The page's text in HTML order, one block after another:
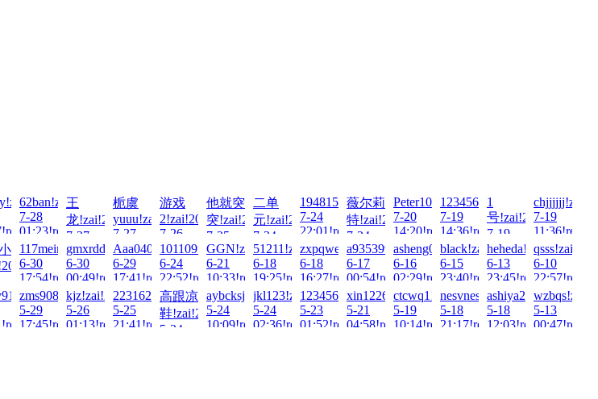
62ban!zai!2026-
7-28
01:23!read!
王
龙!zai!2026-
7-27
20:23!read!
栀虞
yuuu!zai!2026-
7-27
00:39!read!
游戏
2!zai!2026-
7-26
00:31!read!
他就突
突!zai!2026-
7-25
11:29!read!
二单
元!zai!2026-
7-24
22:01!read!
1948157307!zai!2026-
7-24
22:01!read!
薇尔莉
特!zai!2026-
7-24
01:54!read!
Peter100713!zai!2026-
7-20
14:20!read!
123456789054321!zai!2026-
7-19
14:36!read!
1
号!zai!2026-
7-19
13:30!read!
7-19
11:36!read!
117meimu!zai!2026-
6-30
17:54!read!
gmxrdd!zai!2026-
6-30
00:49!read!
Aaa040518!zai!2026-
6-29
17:41!read!
101109tt!zai!2026-
6-24
22:52!read!
GGN!zai!2026-
6-21
10:33!read!
51211!zai!2026-
6-18
19:25!read!
zxpqweasd!zai!2026-
6-18
16:27!read!
a935399479!zai!2026-
6-17
00:54!read!
asheng0226!zai!2026-
6-16
02:29!read!
black!zai!2026-
6-15
23:40!read!
heheda!zai!2026-
6-13
23:45!read!
6-10
22:57!read!
zms908769129!zai!2026-
5-29
17:45!read!
kjz!zai!2026-
5-26
01:13!read!
2231624305!zai!2026-
5-25
21:41!read!
高跟凉
鞋!zai!2026-
5-24
aybcksj!zai!2026-
5-24
10:09!read!
jkl123!zai!2026-
5-24
02:36!read!
123456Q!zai!2026-
5-23
01:52!read!
xin122698!zai!2026-
5-21
04:58!read!
ctcwq1!zai!2026-
5-19
10:14!read!
nesvnesv!zai!2026-
5-18
21:17!read!
ashiya2018!zai!2026-
5-18
12:03!read!
5-13
00:47!read!